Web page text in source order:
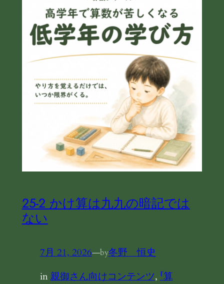
25‐2 かけ算は九九の暗記では
ない
7月 21, 2026—by冬野 恒史
in親御さん向けコンテンツ, 「算